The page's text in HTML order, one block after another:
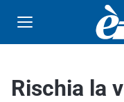
Rischia la